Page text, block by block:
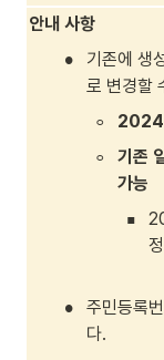
안내 사항
•
기존에 생
로 변경할
◦ 2024
◦
기존
가능
▪
•
주민등록
다.